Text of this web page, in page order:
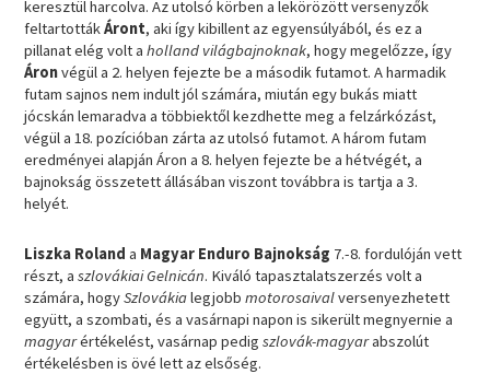
keresztül harcolva. Az utolsó körben a lekörözött versenyzők
feltartottákÁront, aki így kibillent az egyensúlyából, és ez a
pillanat elég volt aholland világbajnoknak, hogy megelőzze, így
Áronvégül a 2. helyen fejezte be a második futamot. A harmadik
futam sajnos nem indult jól számára, miután egy bukás miatt
jócskán lemaradva a többiektől kezdhette meg a felzárkózást,
végül a 18. pozícióban zárta az utolsó futamot. A három futam
eredményei alapján Áron a 8. helyen fejezte be a hétvégét, a
bajnokság összetett állásában viszont továbbra is tartja a 3.
helyét.
Liszka Roland a Magyar Enduro Bajnokság 7.-8. fordulóján vett
részt, aszlovákiai Gelnicán. Kiváló tapasztalatszerzés volt a
számára, hogySzlovákialegjobbmotorosaivalversenyezhetett
együtt, a szombati, és a vasárnapi napon is sikerült megnyernie a
magyarértékelést, vasárnap pedigszlovák-magyarabszolút
értékelésben is övé lett az elsőség.